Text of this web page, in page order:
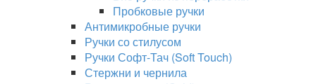
Пробковые ручки
Антимикробные ручки
Ручки со стилусом
Ручки Софт-Тач (Soft Touch)
Стержни и чернила